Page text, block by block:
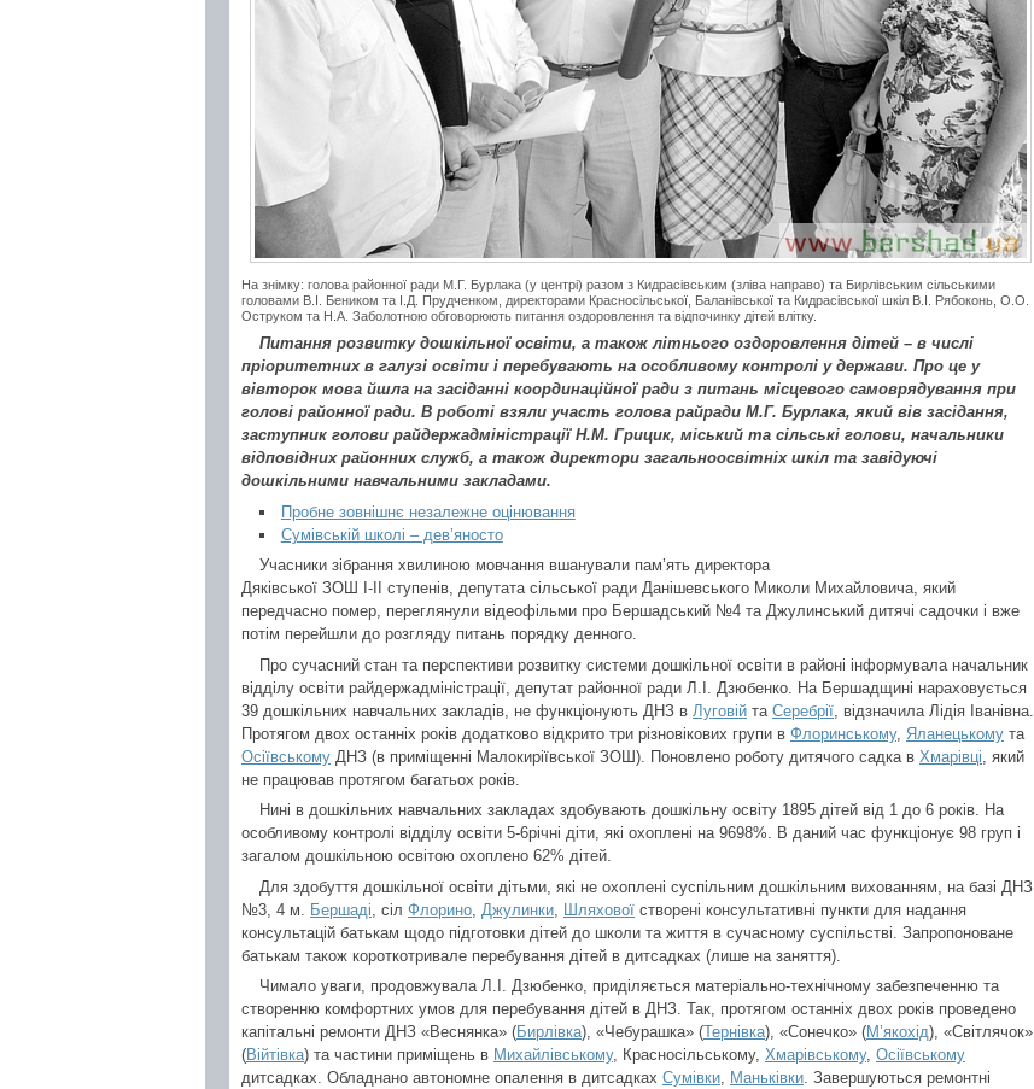
На знімку: голова районної ради М.Г. Бурлака (у центрі) разом з Кидрасівським (зліва направо) та Бирлівським сільськими
головами В.І. Беником та І.Д. Прудченком, директорами Красносільської, Баланівської та Кидрасівської шкіл В.І. Рябоконь, О.О.
Оструком та Н.А. Заболотною обговорюють питання оздоровлення та відпочинку дітей влітку.
Питання розвитку дошкільної освіти, а також літнього оздоровлення дітей – в числі
пріоритетних в галузі освіти і перебувають на особливому контролі у держави. Про це у
вівторок мова йшла на засіданні координаційної ради з питань місцевого самоврядування при
голові районної ради. В роботі взяли участь голова райради М.Г. Бурлака, який вів засідання,
заступник голови райдержадміністрації Н.М. Грицик, міський та сільські голови, начальники
відповідних районних служб, а також директори загальноосвітніх шкіл та завідуючі
дошкільними навчальними закладами.
Пробне зовнішнє незалежне оцінювання
Сумівській школі – дев’яносто
Учасники зібрання хвилиною мовчання вшанували пам’ять директора
Дяківської ЗОШ І-ІІ ступенів, депутата сільської ради Данішевського Миколи Михайловича, який
передчасно помер, переглянули відеофільми про Бершадський №4 та Джулинський дитячі садочки і вже
потім перейшли до розгляду питань порядку денного.
Про сучасний стан та перспективи розвитку системи дошкільної освіти в районі інформувала начальник
відділу освіти райдержадміністрації, депутат районної ради Л.І. Дзюбенко. На Бершадщині нараховується
39 дошкільних навчальних закладів, не функціонують ДНЗ в Луговій та Серебрії , відзначила Лідія Іванівна.
Протягом двох останніх років додатково відкрито три різновікових групи в Флоринському, Яланецькому та
Осіївському ДНЗ (в приміщенні Малокиріївської ЗОШ). Поновлено роботу дитячого садка в Хмарівці , який
не працював протягом багатьох років.
Нині в дошкільних навчальних закладах здобувають дошкільну освіту 1895 дітей від 1 до 6 років. На
особливому контролі відділу освіти 5-6річні діти, які охоплені на 9698%. В даний час функціонує 98 груп і
загалом дошкільною освітою охоплено 62% дітей.
Для здобуття дошкільної освіти дітьми, які не охоплені суспільним дошкільним вихованням, на базі ДНЗ
№3, 4 м.
Бершаді , сіл Флорино Джулинки Шляхової створені консультативні пункти для надання
консультацій батькам щодо підготовки дітей до школи та життя в сучасному суспільстві. Запропоноване
батькам також короткотривале перебування дітей в дитсадках (лише на заняття).
Чимало уваги, продовжувала Л.І. Дзюбенко, приділяється матеріально-технічному забезпеченню та
створенню комфортних умов для перебування дітей в ДНЗ. Так, протягом останніх двох років проведено
капітальні ремонти ДНЗ «Веснянка» (Бирлівка), «Чебурашка» (Тернівка), «Сонечко» (М’якохід), «Світлячок»
(Війтівка) та частини приміщень в Михайлівському, Красносільському, Хмарівському, Осіївському
дитсадках. Обладнано автономне опалення в дитсадках Сумівки, Маньківки. Завершуються ремонтні